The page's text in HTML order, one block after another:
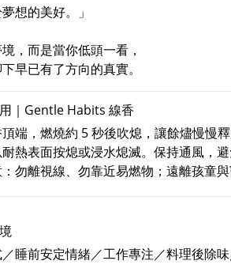
夢想的美好。」
，而是當你低頭一看，
早已有了方向的真實。
｜Gentle Habits 線香
端，燃燒約 5 秒後吹熄，讓餘燼慢慢釋
熱表面按熄或浸水熄滅。保持通風，避
勿離視線、勿靠近易燃物；遠離孩童與
睡前安定情緒／工作專注／料理後除味